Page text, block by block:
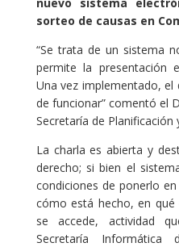
sorteo de causas en
“Se trata de un sistema
permite la presentación
Una vez implementado,
de funcionar” comentó el
Secretaría de Planificación
La charla es abierta y
derecho; si bien el
condiciones de ponerlo
cómo está hecho, en
se accede, actividad
Secretaría